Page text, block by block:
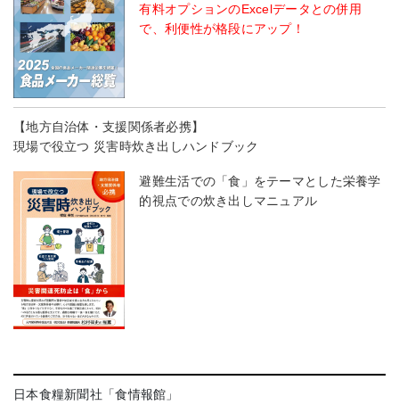
有料オプションのExcelデータとの併用
で、利便性が格段にアップ！
【地方自治体・支援関係者必携】
現場で役立つ 災害時炊き出しハンドブック
避難生活での「食」をテーマとした栄養学
的視点での炊き出しマニュアル
日本食糧新聞社「食情報館」